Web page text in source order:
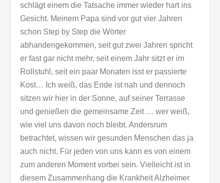
schlägt einem die Tatsache immer wieder hart ins
Gesicht. Meinem Papa sind vor gut vier Jahren
schon Step by Step die Wörter
abhandengekommen, seit gut zwei Jahren spricht
er fast gar nicht mehr, seit einem Jahr sitzt er im
Rollstuhl, seit ein paar Monaten isst er passierte
Kost… Ich weiß, das Ende ist nah und dennoch
sitzen wir hier in der Sonne, auf seiner Terrasse
und genießen die gemeinsame Zeit … wer weiß,
wie viel uns davon noch bleibt. Andersrum
betrachtet, wissen wir gesunden Menschen das ja
auch nicht. Für jeden von uns kann es von einem
zum anderen Moment vorbei sein. Vielleicht ist in
diesem Zusammenhang die Krankheit Alzheimer